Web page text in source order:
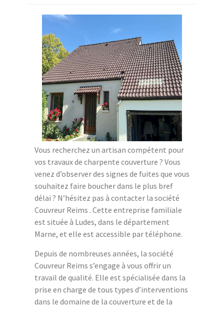
Vous recherchez un artisan compétent pour
vos travaux de charpente couverture ? Vous
venez d’observer des signes de fuites que vous
souhaitez faire boucher dans le plus bref
délai ? N’hésitez pas à contacter la société
Couvreur Reims . Cette entreprise familiale
est située à Ludes, dans le département
Marne, et elle est accessible par téléphone.
Depuis de nombreuses années, la société
Couvreur Reims s’engage à vous offrir un
travail de qualité. Elle est spécialisée dans la
prise en charge de tous types d’interventions
dans le domaine de la couverture et de la